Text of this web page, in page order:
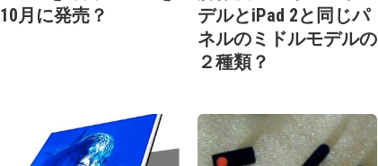
10月に発売？
デルとiPad 2と同じパ
ネルのミドルモデルの
２種類？